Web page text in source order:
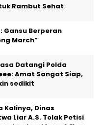
Rambut Sehat
March”
Datangi Polda
sedikit